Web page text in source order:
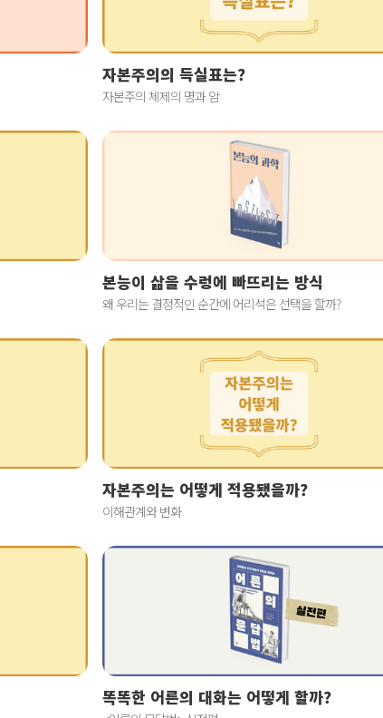
자본주의의 득실표는?
자본주의 체제의 명과 암
본능이 삶을 수렁에 빠뜨리는 방식
왜 우리는 결정적인 순간에 어리석은 선택을 할까?
자본주의는 어떻게 적용됐을까?
이해관계와 변화
똑똑한 어른의 대화는 어떻게 할까?